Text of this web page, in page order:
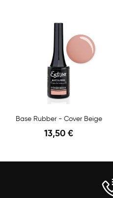
Base Rubber - Cover Beige
13,50 €